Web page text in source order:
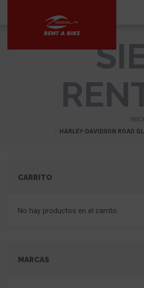
HARLEY-DAVIDSON ROAD
CARRITO
No hay productos en el carrito.
MARCAS